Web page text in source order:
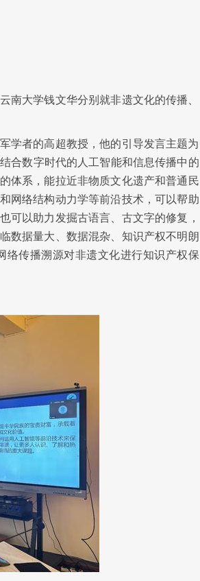
南大学钱文华分别就非遗文化的传播、
学者的高超教授，他的引导发言主题为
合数字时代的人工智能和信息传播中的
体系，能拉近非物质文化遗产和普通民
网络结构动力学等前沿技术，可以帮助
可以助力发掘古语言、古文字的修复，
数据量大、数据混杂、知识产权不明朗
络传播溯源对非遗文化进行知识产权保